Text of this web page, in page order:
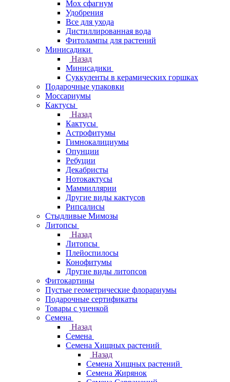
Мох сфагнум
Удобрения
Все для ухода
Дистиллированная вода
Фитолампы для растений
Минисадики
Назад
Минисадики
Суккуленты в керамических горшках
Подарочные упаковки
Моссариумы
Кактусы
Назад
Кактусы
Астрофитумы
Гимнокалициумы
Опунции
Ребуции
Декабристы
Нотокактусы
Маммиллярии
Другие виды кактусов
Рипсалисы
Стыдливые Мимозы
Литопсы
Назад
Литопсы
Плейоспилосы
Конофитумы
Другие виды литопсов
Фитокартины
Пустые геометрические флорариумы
Подарочные сертификаты
Товары с уценкой
Семена
Назад
Семена
Семена Хищных растений
Назад
Семена Хищных растений
Семена Жирянок